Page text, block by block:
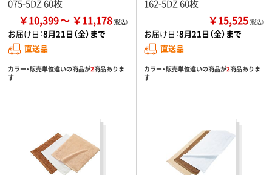
075-5DZ 60枚
￥10,399 ￥11,178
お届け日：8月21日（金）まで
直送品
カラー・販売単位違いの商品が2商品ありま
す
162-5DZ 60枚
￥15,525（税込）
お届け日：8月21日（金）まで
直送品
カラー・販売単位違いの商品が2商品ありま
す